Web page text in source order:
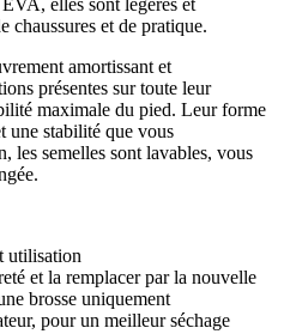
elles sont légères et
chaussures et de pratique.
amortissant et
présentes sur toute leur
maximale du pied. Leur forme
une stabilité que vous
les semelles sont lavables, vous
utilisation
et la remplacer par la nouvelle
brosse uniquement
pour un meilleur séchage